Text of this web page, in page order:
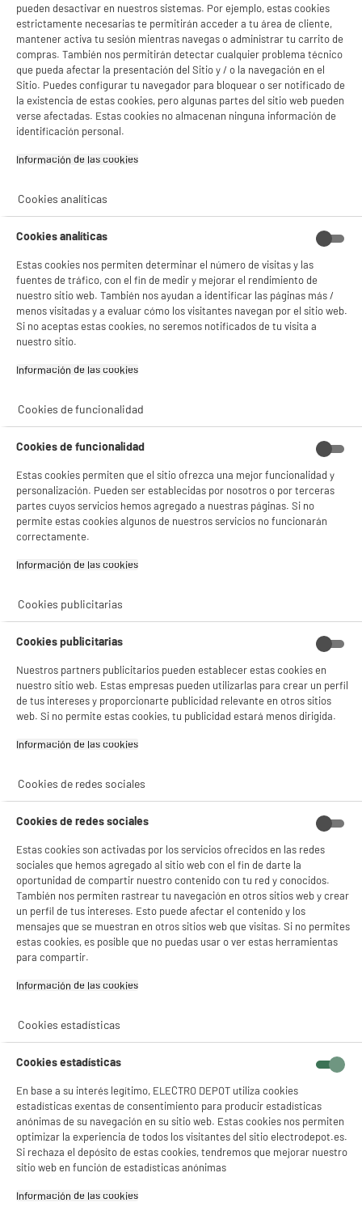
product_anchor_characteristics
2€49
Marca
Tipo de producto
Colores Gris
Materia principal Inox
Dimensiones del producto AL 4 cm x AN 11 cm x PR 11 cm
Dimensiones paquete
AL 21 cm x AN 3 cm x PR 14
cm
Peso neto
nombre de la empresa o marca
registrada
Dirección de envio
157 AV. CHARLES FLOQUET
BATIMENT 93150 LE BLANC-
MESNIL
correo electrónico CONTACT@CMP-PARIS.COM
Código del artículo 966205
DEPOT
Con el fin de mejorar tu experiencia, y tras tu consentimiento, ELECTRO DEPOT
y sus socios utilizan cookies que procesan tus datos personales para:
- compartir contenido adaptado a tus preferencias
- ofrecer publicidad y comunicaciones personalizadas
- facilitar el intercambio de contenido en las redes sociales
- analizar el tráfico en nuestro sitio web Consulta la política de cookies.
Consulta la política de cookies..
estadísticas anónimas basadas en tu navegación. Puedes oponerte a su uso
✔ ACEPTAR TODAS
pueden desactivar en nuestros sistemas. Por ejemplo, estas cookies
estrictamente necesarias te permitirán acceder a tu área de cliente,
mantener activa tu sesión mientras navegas o administrar tu carrito de
compras. También nos permitirán detectar cualquier problema técnico
que pueda afectar la presentación del Sitio y / o la navegación en el
Sitio. Puedes configurar tu navegador para bloquear o ser notificado de
la existencia de estas cookies, pero algunas partes del sitio web pueden
verse afectadas. Estas cookies no almacenan ninguna información de
identificación personal.
Información de las cookies‎
Cookies analíticas
Cookies analíticas
Estas cookies nos permiten determinar el número de visitas y las
fuentes de tráfico, con el fin de medir y mejorar el rendimiento de
nuestro sitio web. También nos ayudan a identificar las páginas más /
menos visitadas y a evaluar cómo los visitantes navegan por el sitio web.
Si no aceptas estas cookies, no seremos notificados de tu visita a
nuestro sitio.
Información de las cookies‎
Cookies de funcionalidad
Cookies de funcionalidad
Estas cookies permiten que el sitio ofrezca una mejor funcionalidad y
personalización. Pueden ser establecidas por nosotros o por terceras
partes cuyos servicios hemos agregado a nuestras páginas. Si no
permite estas cookies algunos de nuestros servicios no funcionarán
correctamente.
Información de las cookies‎
Cookies publicitarias
Cookies publicitarias
Nuestros partners publicitarios pueden establecer estas cookies en
nuestro sitio web. Estas empresas pueden utilizarlas para crear un perfil
de tus intereses y proporcionarte publicidad relevante en otros sitios
web. Si no permite estas cookies, tu publicidad estará menos dirigida.
Información de las cookies‎
Cookies de redes sociales
Cookies de redes sociales
Estas cookies son activadas por los servicios ofrecidos en las redes
sociales que hemos agregado al sitio web con el fin de darte la
oportunidad de compartir nuestro contenido con tu red y conocidos.
También nos permiten rastrear tu navegación en otros sitios web y crear
un perfil de tus intereses. Esto puede afectar el contenido y los
mensajes que se muestran en otros sitios web que visitas. Si no permites
estas cookies, es posible que no puedas usar o ver estas herramientas
para compartir.
Información de las cookies‎
Cookies estadísticas
Cookies estadísticas
En base a su interés legítimo, ELECTRO DEPOT utiliza cookies
estadísticas exentas de consentimiento para producir estadísticas
anónimas de su navegación en su sitio web. Estas cookies nos permiten
optimizar la experiencia de todos los visitantes del sitio electrodepot.es.
Si rechaza el depósito de estas cookies, tendremos que mejorar nuestro
sitio web en función de estadísticas anónimas
Información de las cookies‎